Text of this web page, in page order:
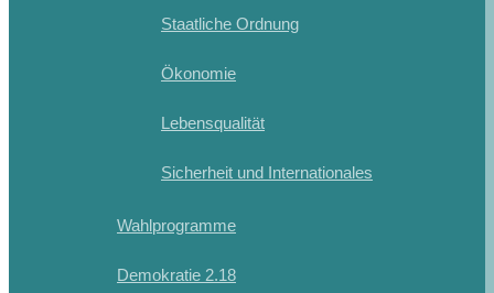
Staatliche Ordnung
Ökonomie
Lebensqualität
Sicherheit und Internationales
Wahlprogramme
Demokratie 2.18